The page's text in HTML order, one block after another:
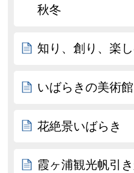
秋冬
知り、創り、楽
いばらきの美術
花絶景いばらき
霞ヶ浦観光帆引き